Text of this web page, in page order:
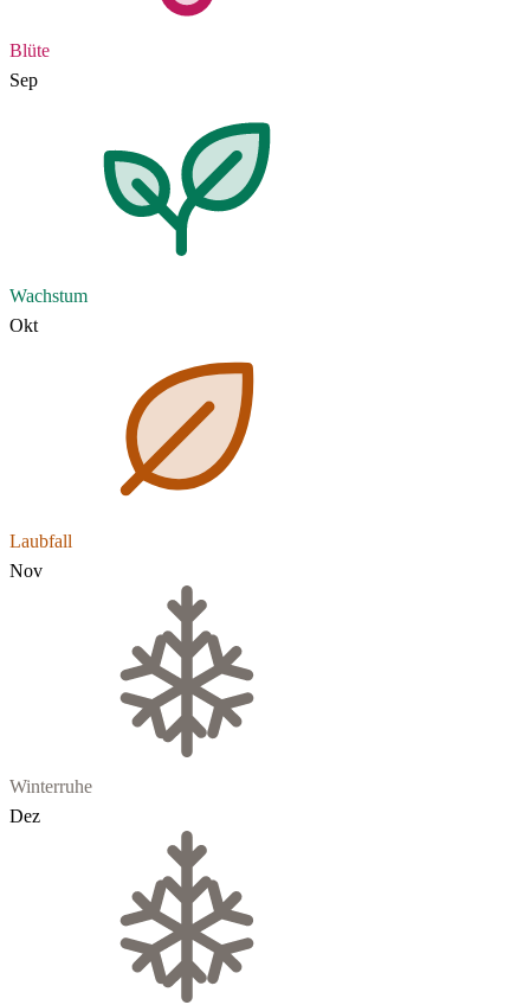
Blüte
Sep
Wachstum
Okt
Laubfall
Nov
Winterruhe
Dez